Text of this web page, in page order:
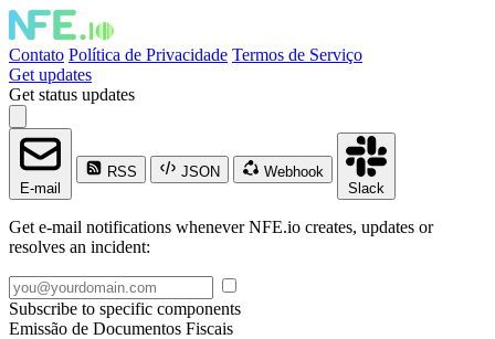
Contato Política de Privacidade Termos de Serviço
Get updates
Get status updates
E-mail
RSS JSON
Webhook
Slack
Get e-mail notifications whenever NFE.io creates, updates or
resolves an incident:
Subscribe to specific components
Emissão de Documentos Fiscais